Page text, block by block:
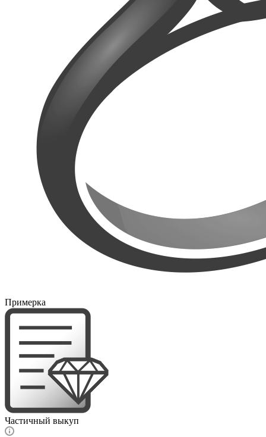
Примерка
Частичный выкуп